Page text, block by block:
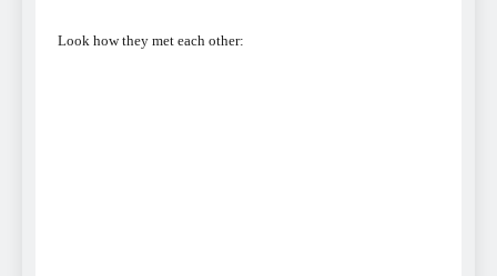
Look how they met each other: